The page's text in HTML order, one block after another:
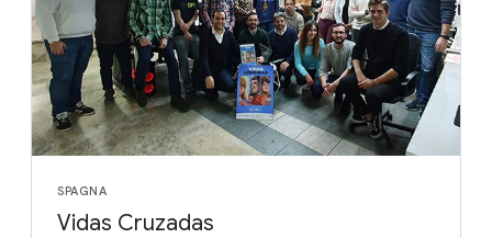
SPAGNA
Vidas Cruzadas